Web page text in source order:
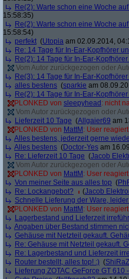
Re(2): Warte schon eine Woche
15:58:35)
Re(2): Warte schon eine Woche
15:58:54)
perfekt (Utopia am 02.09.2014,
Re: 14 Tage für In-Ear-Kopfhörer
Re(2): 14 Tage für In-Ear-
Vom Autor zurückgezogen oder
Re(3): 14 Tage für In-Ear-
alles bestens (sparkie am
Re(2): 14 Tage für In-Ear-
PLONKED von sleepyhead : nicht
Vom Autor zurückgezogen oder
Lieferzeit 10 Tage (Allgaier69 am
PLONKED von MattM : User
Alles bestens, jederzeit gerne
Alles bestens (Doctor-Yes am
Re: Lieferzeit 10 Tage (Jacob
Vom Autor zurückgezogen oder
PLONKED von MattM : User
Von meiner Seite aus alles top (
Re: Lockangebot?
(Jacob
Schnelle Lieferung der Ware,
PLONKED von MattM : User
Lagerbestand und Lieferzeit
Angaben über Bestand stimmen
Gehäuse mit Netzteil gekauft.
Re: Gehäuse mit Netzteil gekauft.
Re: Lagerbestand und Lieferzeit
Router bestellt, alles top! :) (ShiRaZ
Lieferung ZOTAC GeForce GT 610